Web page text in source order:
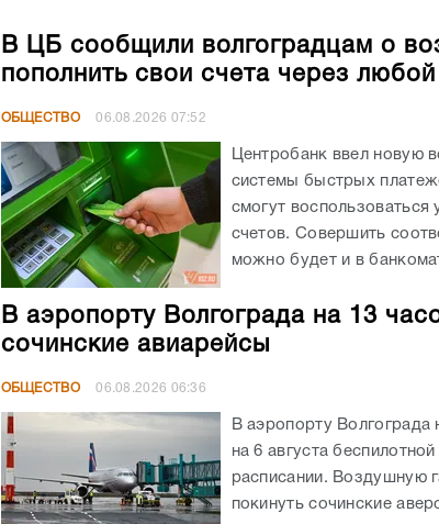
В ЦБ сообщили волгоградцам о
пополнить свои счета через
ОБЩЕСТВО 06.08.2026 07:52
Центробанк ввел новую
системы быстрых
смогут воспользоваться
счетов. Совершить
можно будет и в
В аэропорту Волгограда на 13
сочинские авиарейсы
ОБЩЕСТВО 06.08.2026 06:36
В аэропорту
на 6 августа
расписании. Воздушную
покинуть сочинские